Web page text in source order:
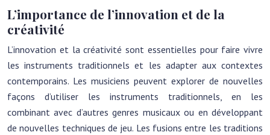
L’importance de l’innovation et de la
créativité
L’innovation et la créativité sont essentielles pour faire vivre
les instruments traditionnels et les adapter aux contextes
contemporains. Les musiciens peuvent explorer de nouvelles
façons d’utiliser les instruments traditionnels, en les
combinant avec d’autres genres musicaux ou en développant
de nouvelles techniques de jeu. Les fusions entre les traditions